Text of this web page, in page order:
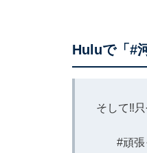
Huluで「#
そして‼️只
#頑張